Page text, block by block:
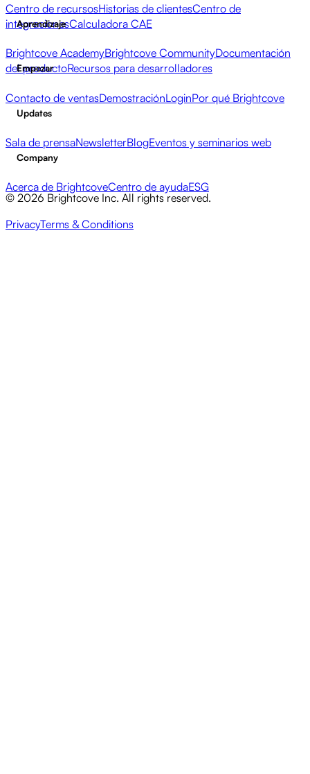
Centro de recursosHistorias de clientesCentro de
integracionesCalculadora CAE
Aprendizaje
Brightcove AcademyBrightcove CommunityDocumentación
del productoRecursos para desarrolladores
Empezar
Contacto de ventasDemostraciónLoginPor qué Brightcove
Updates
Sala de prensaNewsletterBlogEventos y seminarios web
Company
Acerca de BrightcoveCentro de ayudaESG
© 2026 Brightcove Inc. All rights reserved.
PrivacyTerms & Conditions